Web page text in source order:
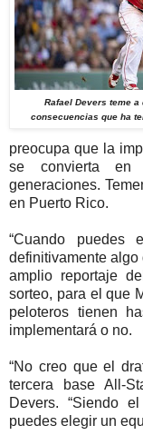
Rafael Devers teme a
consecuencias que ha
preocupa que la
se convierta en
generaciones.
en Puerto Rico.
“Cuando
definitivamente algo
amplio reportaje
sorteo, para el que
peloteros tienen
implementará o no.
“No creo que el
tercera base All-
Devers. “Siendo
puedes elegir un